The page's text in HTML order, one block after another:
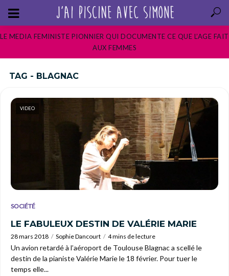
LE MEDIA FEMINISTE PIONNIER QUI DOCUMENTE CE QUE L’AGE FAIT
AUX FEMMES
TAG - BLAGNAC
VIDEO
SOCIÉTÉ
LE FABULEUX DESTIN DE VALÉRIE MARIE
28 mars 2018 Sophie Dancourt 4 mins de lecture
Un avion retardé à l’aéroport de Toulouse Blagnac a scellé le
destin de la pianiste Valérie Marie le 18 février. Pour tuer le
temps elle...